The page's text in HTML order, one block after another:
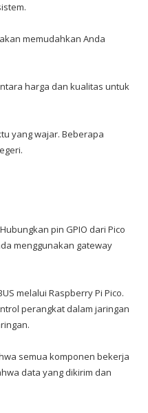
memudahkan Anda
harga dan kualitas untuk
yang wajar. Beberapa
pin GPIO dari Pico
menggunakan gateway
melalui Raspberry Pi Pico.
perangkat dalam jaringan
semua komponen bekerja
data yang dikirim dan